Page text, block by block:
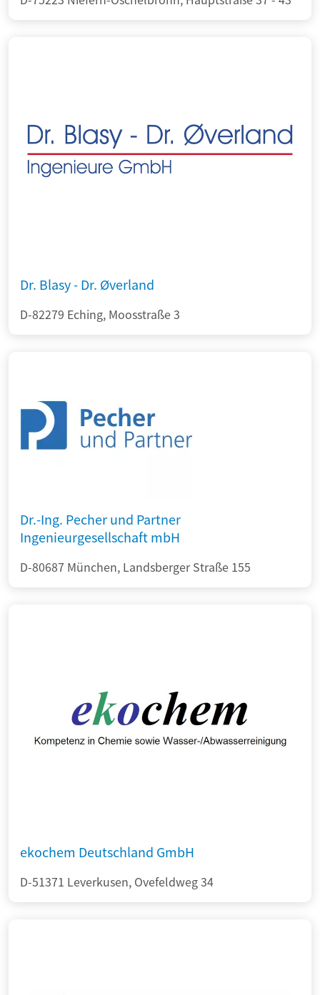
Dr. Blasy - Dr. Øverland
D-82279 Eching, Moosstraße 3
Dr.-Ing. Pecher und Partner
Ingenieurgesellschaft mbH
D-80687 München, Landsberger Straße 155
ekochem Deutschland GmbH
D-51371 Leverkusen, Ovefeldweg 34